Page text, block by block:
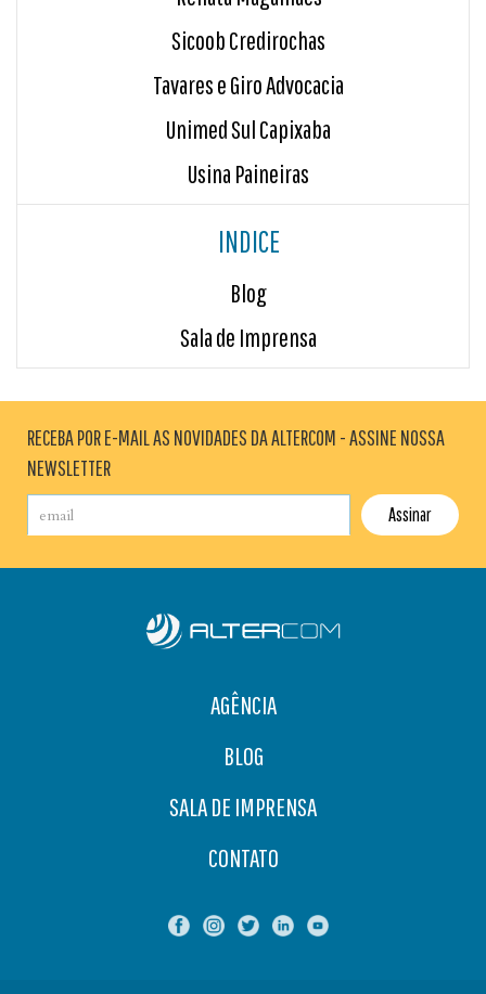
Sicoob Credirochas
Tavares e Giro Advocacia
Unimed Sul Capixaba
Usina Paineiras
INDICE
Blog
Sala de Imprensa
RECEBA POR E-MAIL AS NOVIDADES DA ALTERCOM - ASSINE NOSSA
NEWSLETTER
AGÊNCIA
BLOG
SALA DE IMPRENSA
CONTATO